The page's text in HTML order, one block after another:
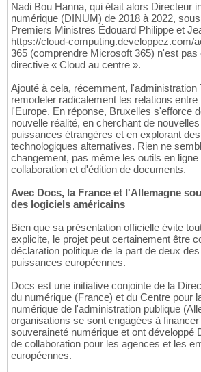
Nadi Bou Hanna, qui était alors Directeur
numérique (DINUM) de 2018 à 2022,
Premiers Ministres Édouard Philippe et
https://cloud-computing.developpez.com/
365 (comprendre Microsoft 365) n'est pas
directive « Cloud au centre ».
Ajouté à cela, récemment, l'administration
remodeler radicalement les relations
l'Europe. En réponse, Bruxelles s'efforce
nouvelle réalité, en cherchant de
puissances étrangères et en explorant
technologiques alternatives. Rien ne
changement, pas même les outils en ligne
collaboration et d'édition de documents.
Avec Docs, la France et l'Allemagne
des logiciels américains
Bien que sa présentation officielle évite
explicite, le projet peut certainement être
déclaration politique de la part de deux
puissances européennes.
Docs est une initiative conjointe de la
du numérique (France) et du Centre pour
numérique de l'administration publique
organisations se sont engagées à
souveraineté numérique et ont développé
de collaboration pour les agences et les
européennes.